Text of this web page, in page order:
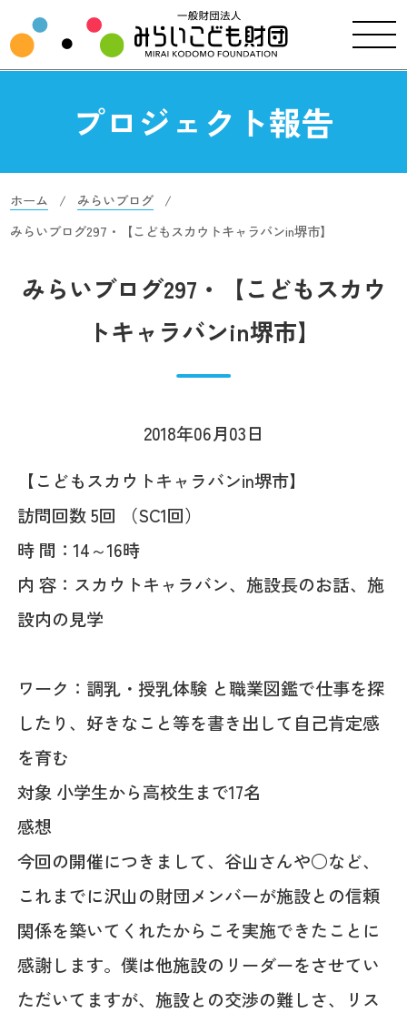
プロジェクト報告
ホーム
みらいブログ
みらいブログ297・【こどもスカウトキャラバンin堺市】
みらいブログ297・【こどもスカウ
トキャラバンin堺市】
2018年06月03日
【こどもスカウトキャラバンin堺市】
訪問回数 5回 （SC1回）
時 間：14～16時
内 容：スカウトキャラバン、施設長のお話、施
設内の見学
ワーク：調乳・授乳体験 と職業図鑑で仕事を探
したり、好きなこと等を書き出して自己肯定感
を育む
対象 小学生から高校生まで17名
感想
今回の開催につきまして、谷山さんや○など、
これまでに沢山の財団メンバーが施設との信頼
関係を築いてくれたからこそ実施できたことに
感謝します。僕は他施設のリーダーをさせてい
ただいてますが、施設との交渉の難しさ、リス